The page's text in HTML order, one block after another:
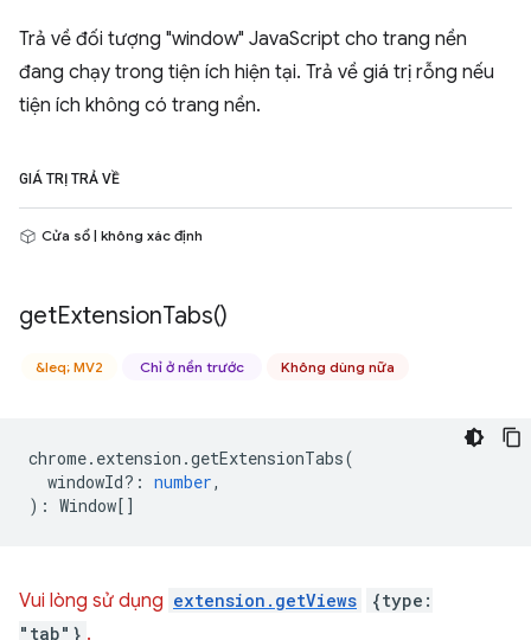
Trả về đối tượng "window" JavaScript cho trang nền
đang chạy trong tiện ích hiện tại. Trả về giá trị rỗng nếu
tiện ích không có trang nền.
GIÁ TRỊ TRẢ VỀ
Cửa sổ | không xác định
getExtensionTabs()
&leq; MV2 Chỉ ở nền trước Không dùng nữa
chrome. extension .getExtensionTabs(
windowId? : number,
) : Window[]
Vui lòng sử dụng extension.getViews
{type:
"tab"} .